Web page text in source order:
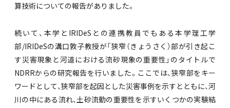
算技術についての報告がありました。
続いて、本学とIRIDeSとの連携教員でもある本学理工学
部/IRIDeSの溝口敦子教授が「狭窄（きょうさく）部が引き起こ
す災害現象と河道における流砂現象の重要性」のタイトルで
NDRRからの研究報告を行いました。ここでは、狭窄部をキー
ワードとして、狭窄部を起因とした災害事例を示すとともに、河
川の中にある流れ、土砂流動の重要性を示すいくつかの実験結